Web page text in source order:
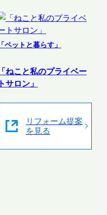
「ペットと暮らす」
「ねこと私のプライベー
トサロン」
リフォーム提案
を見る